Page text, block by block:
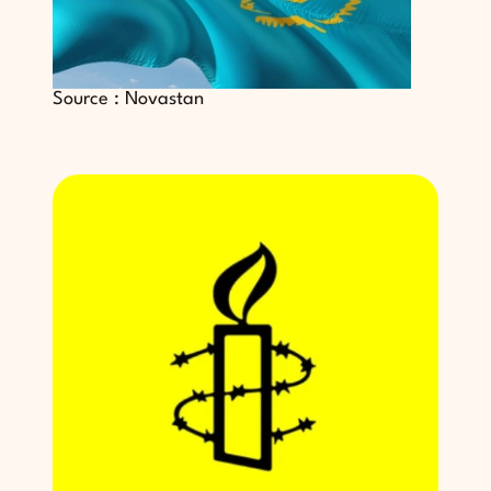
Source : Novastan